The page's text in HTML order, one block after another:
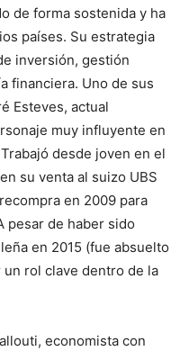
de forma sostenida y ha
países. Su estrategia
inversión, gestión
financiera. Uno de sus
Esteves, actual
muy influyente en
desde joven en el
su venta al suizo UBS
en 2009 para
pesar de haber sido
en 2015 (fue absuelto
rol clave dentro de la
economista con